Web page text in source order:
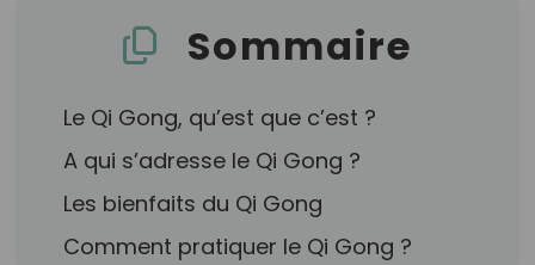
Sommaire
Le Qi Gong, qu’est que c’est ?
A qui s’adresse le Qi Gong ?
Les bienfaits du Qi Gong
Comment pratiquer le Qi Gong ?